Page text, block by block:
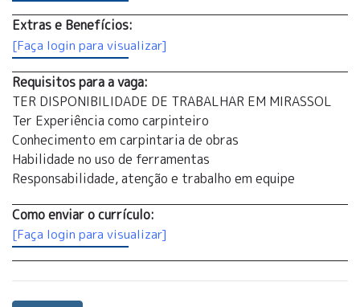
Extras e Benefícios:
[Faça login para visualizar]
Requisitos para a vaga:
TER DISPONIBILIDADE DE TRABALHAR EM MIRASSOL
Ter Experiência como carpinteiro
Conhecimento em carpintaria de obras
Habilidade no uso de ferramentas
Responsabilidade, atenção e trabalho em equipe
Como enviar o currículo:
[Faça login para visualizar]